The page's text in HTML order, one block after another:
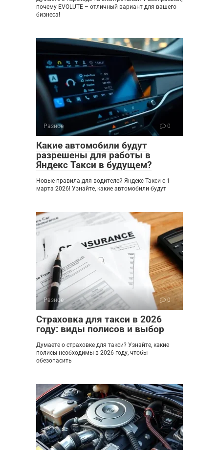
почему EVOLUTE – отличный вариант для вашего
бизнеса!
Разное 0
Какие автомобили будут
разрешены для работы в
Яндекс Такси в будущем?
Новые правила для водителей Яндекс Такси с 1
марта 2026! Узнайте, какие автомобили будут
Разное 0
Страховка для такси в 2026
году: виды полисов и выбор
Думаете о страховке для такси? Узнайте, какие
полисы необходимы в 2026 году, чтобы
обезопасить